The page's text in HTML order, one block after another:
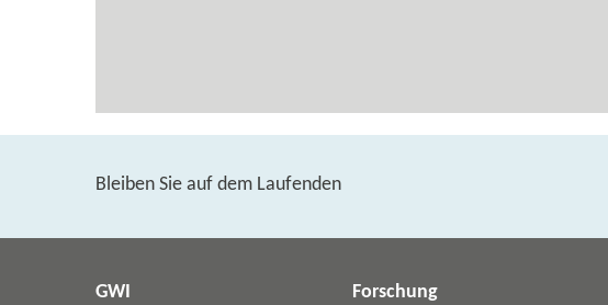
Bleiben Sie auf dem Laufenden
GWI Forschung